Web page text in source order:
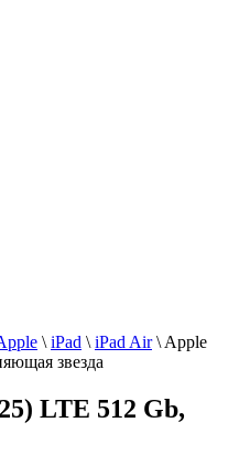
\ iPad \ iPad Air\ Apple
звезда
LTE 512 Gb,